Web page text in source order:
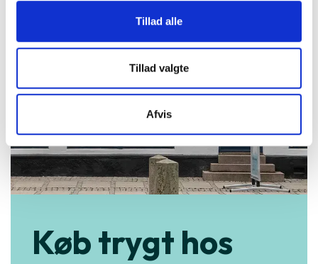
Tillad alle
Tillad valgte
Afvis
Køb trygt hos